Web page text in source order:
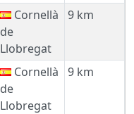
Cornellà
de
Llobregat
9 km
Cornellà
de
Llobregat
9 km